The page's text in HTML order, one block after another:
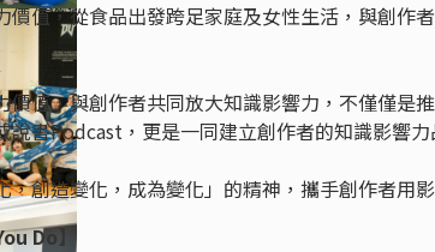
價值，從食品出發跨足家庭及女性生活，與創作
價值，與創作者共同放大知識影響力，不僅僅是
說書Podcast，更是一同建立創作者的知識影響力
，創造變化，成為變化」的精神，攜手創作者用
Do】